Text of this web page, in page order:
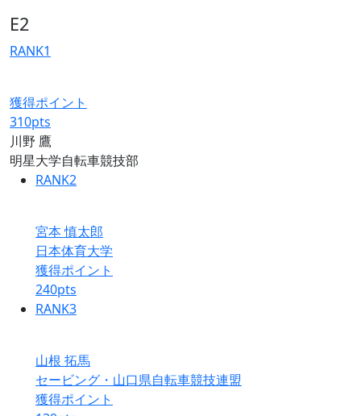
E2
RANK1
獲得ポイント
310pts
川野 鷹
明星大学自転車競技部
RANK2
宮本 慎太郎
日本体育大学
獲得ポイント
240pts
RANK3
山根 拓馬
セービング・山口県自転車競技連盟
獲得ポイント